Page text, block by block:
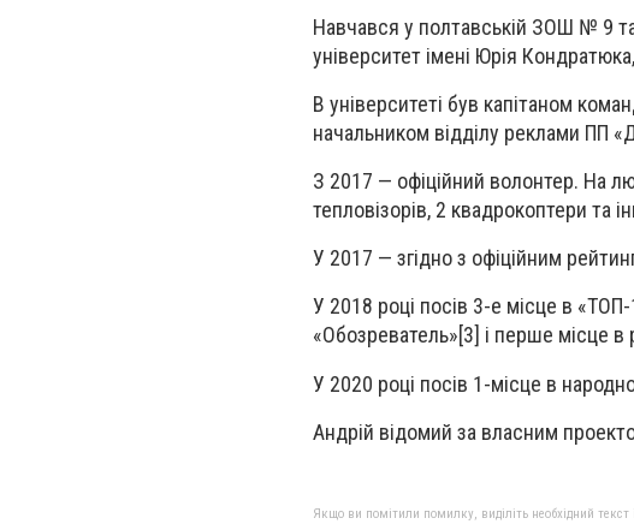
Навчався у полтавській ЗОШ № 9
університет імені Юрія
В університеті був капітаном
начальником відділу реклами ПП
З 2017 — офіційний волонтер. На
тепловізорів, 2 квадрокоптери та
У 2017 — згідно з офіційним
У 2018 році посів 3-е місце в
«Обозреватель»[3] і перше місце в
У 2020 році посів 1-місце в
Андрій відомий за власним
Якщо ви помітили помилку, виділіть необхідний